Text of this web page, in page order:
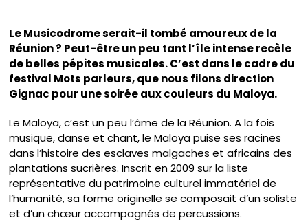
Le Musicodrome serait-il tombé amoureux de la
Réunion ? Peut-être un peu tant l’île intense recèle
de belles pépites musicales. C’est dans le cadre du
festival Mots parleurs, que nous filons direction
Gignac pour une soirée aux couleurs du Maloya.
Le Maloya, c’est un peu l’âme de la Réunion. A la fois
musique, danse et chant, le Maloya puise ses racines
dans l’histoire des esclaves malgaches et africains des
plantations sucrières. Inscrit en 2009 sur la liste
représentative du patrimoine culturel immatériel de
l’humanité, sa forme originelle se composait d’un soliste
et d’un chœur accompagnés de percussions.